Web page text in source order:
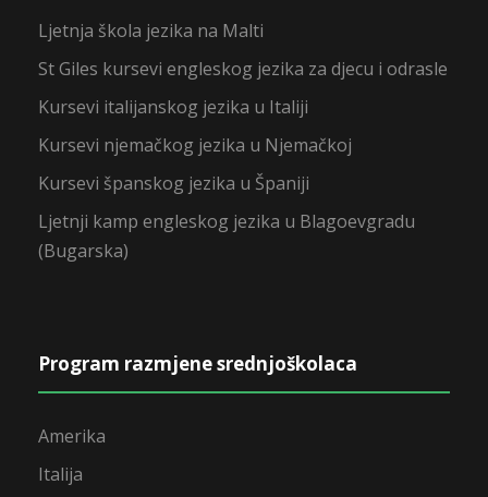
Ljetnja škola jezika na Malti
St Giles kursevi engleskog jezika za djecu i odrasle
Kursevi italijanskog jezika u Italiji
Kursevi njemačkog jezika u Njemačkoj
Kursevi španskog jezika u Španiji
Ljetnji kamp engleskog jezika u Blagoevgradu
(Bugarska)
Program razmjene srednjoškolaca
Amerika
Italija